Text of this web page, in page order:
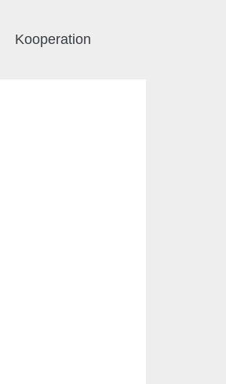
Kooperation